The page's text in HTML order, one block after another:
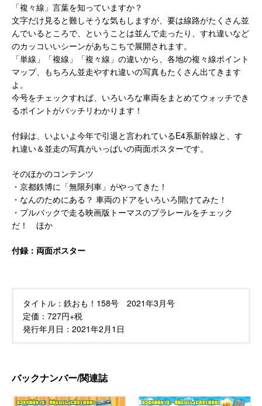
「複々線」言葉を知っていますか？
文字だけ見ると難しそうな気もしますが、要は線路がたくさん並
んでいるところで、ということは並んで走ったり、すれ違いなど
のカッコいいシーンがあちこちで展開されます。
「単線」「複線」「複々線」の違いから、各地の複々線ポイント
マップ、もちろん並走やすれ違いの写真もたくさん出てきます
よ。
今号をチェックすれば、いろいろな車両をまとめてウォッチでき
るポイントがバッチリわかります！
付録は、いよいよ今年で引退と言われているE4系新幹線と、す
れ違い＆並走の写真がいっぱいの両面ポスターです。
そのほかのコンテンツ
・京都鉄博に「無限列車」がやってきた！
・なんのためにある？ 車両のドアをいろいろ開けてみた！
・プルバックで走る映画版トーマスのプラレールをチェック
だ！ ほか
付録：両面ポスター
タイトル： 鉄おも！158号 2021年3月号
定価： 727円+税
発行年月日： 2021年2月1日
バックナンバー/関連誌